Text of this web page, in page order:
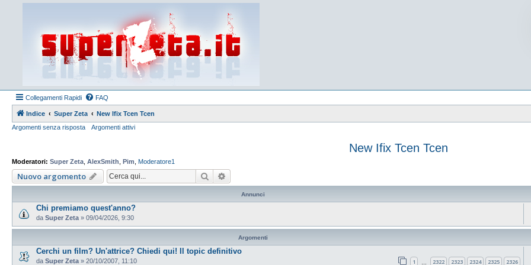
Collegamenti Rapidi FAQ
Indice Super Zeta
New Ifix Tcen Tcen
Argomenti senza risposta
Argomenti attivi
New Ifix Tcen Tcen
Moderatori: Super Zeta AlexSmith Pim Moderatore1
Nuovo argomento Cerca
Annunci
Chi premiamo quest'anno?
da Super Zeta » 09/04/2026, 9:30
Argomenti
Cerchi un film? Un'attrice? Chiedi qui! Il topic definitivo
da Super Zeta » 20/10/2007, 11:10 1 2322 2323 2324 2325 2326